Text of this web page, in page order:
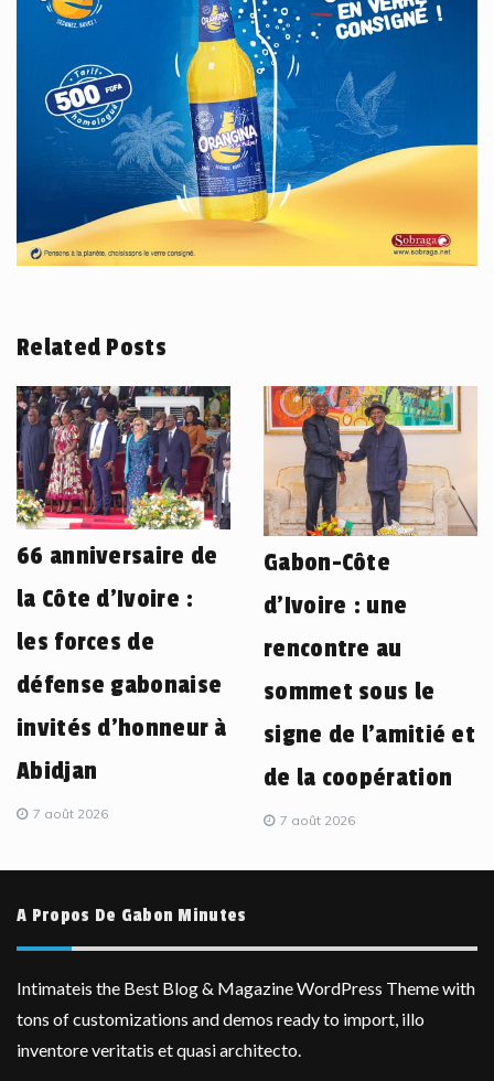
Related Posts
66 anniversaire de
la Côte d’Ivoire :
les forces de
défense gabonaise
invités d’honneur à
Abidjan
7 août 2026
Gabon-Côte
d’Ivoire : une
rencontre au
sommet sous le
signe de l’amitié et
de la coopération
7 août 2026
A Propos De Gabon Minutes
Intimateis the Best Blog & Magazine WordPress Theme with
tons of customizations and demos ready to import, illo
inventore veritatis et quasi architecto.